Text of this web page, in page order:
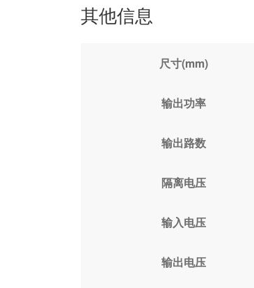
其他信息
尺寸(mm)
输出功率
输出路数
隔离电压
输入电压
输出电压